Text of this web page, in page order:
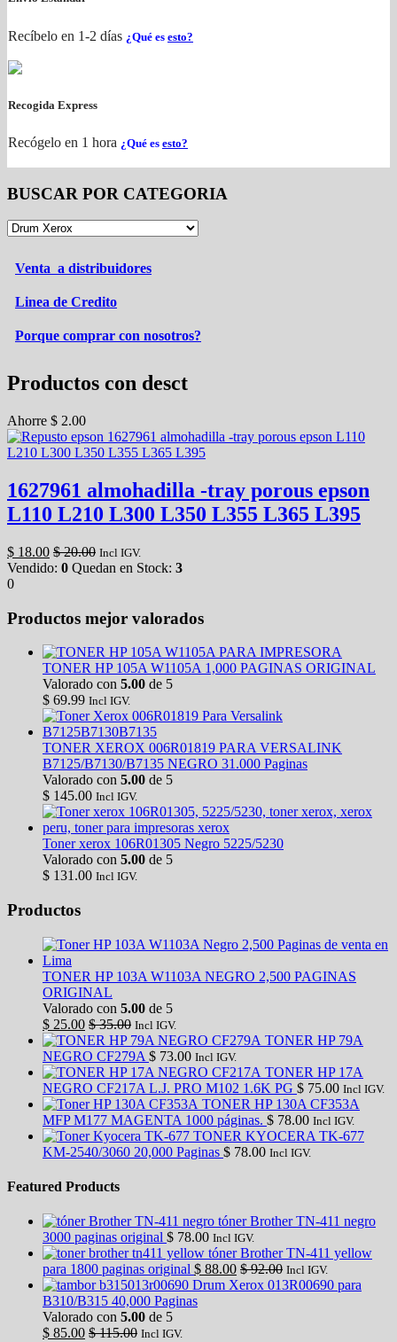
Recíbelo en 1-2 días ¿Qué es esto?
Recogida Express
Recógelo en 1 hora ¿Qué es esto?
BUSCAR POR CATEGORIA
Venta a distribuidores
Linea de Credito
Porque comprar con nosotros?
Productos con desct
Ahorre $ 2.00
1627961 almohadilla -tray porous epson
L110 L210 L300 L350 L355 L365 L395
$ 18.00 $20.00 Incl IGV.
Vendido: 0 Quedan en Stock: 3
0
Productos mejor valorados
TONER HP 105A W1105A 1,000 PAGINAS ORIGINAL
Valorado con 5.00 de 5
$ 69.99 Incl IGV.
TONER XEROX 006R01819 PARA VERSALINK
B7125/B7130/B7135 NEGRO 31.000 Paginas
Valorado con 5.00 de 5
$ 145.00 Incl IGV.
Toner xerox 106R01305 Negro 5225/5230
Valorado con 5.00 de 5
$ 131.00 Incl IGV.
Productos
TONER HP 103A W1103A NEGRO 2,500 PAGINAS
ORIGINAL
Valorado con 5.00 de 5
$ 25.00 $35.00 Incl IGV.
TONER HP 79A
NEGRO CF279A $ 73.00 Incl IGV.
TONER HP 17A
NEGRO CF217A L.J. PRO M102 1.6K PG $ 75.00 Incl IGV.
TONER HP 130A CF353A
MFP M177 MAGENTA 1000 páginas. $ 78.00 Incl IGV.
TONER KYOCERA TK-677
KM-2540/3060 20,000 Paginas $ 78.00 Incl IGV.
Featured Products
tóner Brother TN-411 negro
3000 paginas original $ 78.00 Incl IGV.
tóner Brother TN-411 yellow
para 1800 paginas original $ 88.00 $92.00 Incl IGV.
Drum Xerox 013R00690 para
B310/B315 40,000 Paginas
Valorado con 5.00 de 5
$ 85.00 $115.00 Incl IGV.